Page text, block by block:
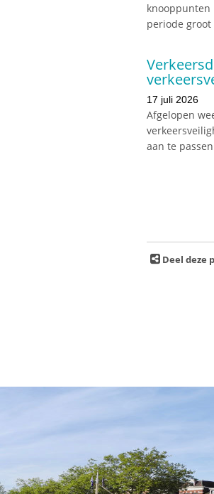
knooppunten
periode
17 juli 2026
Afgelopen
aan te
Deel deze